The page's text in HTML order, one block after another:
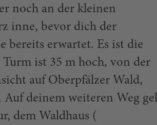
noch an der kleinen
inne, bevor dich der
bereits erwartet. Es ist die
Turm ist 35 m hoch, von der
auf Oberpfälzer Wald,
deinem weiteren Weg
dem Waldhaus (